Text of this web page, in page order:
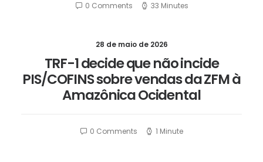
0 Comments 33 Minutes
28 de maio de 2026
TRF-1 decide que não incide
PIS/COFINS sobre vendas da ZFM à
Amazônica Ocidental
0 Comments 1 Minute